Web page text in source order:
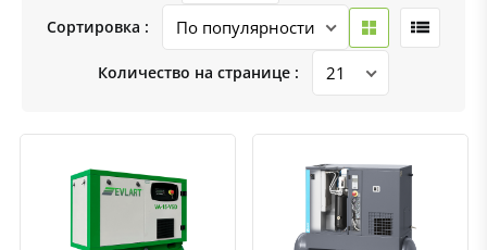
Сортировка :
Количество на странице :
Быстрый просмотрДобавить к сравнению
Добавить в избранное